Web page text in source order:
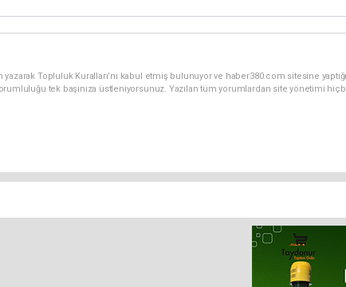
yazarak Topluluk Kuralları’nı kabul etmiş bulunuyor ve haber380.com sitesine
tek başınıza üstleniyorsunuz. Yazılan tüm yorumlardan site yönetimi